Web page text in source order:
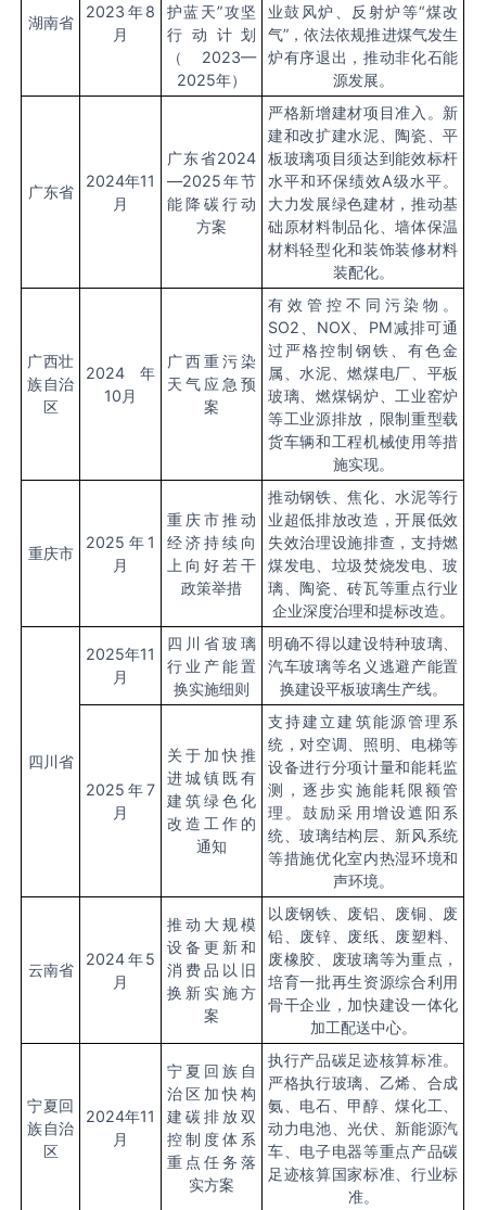
湖南省
2023 年8
月
护蓝天”攻坚
行动计划
（2023—
2025年）
业鼓风炉、反射炉等“煤改
气”，依法依规推进煤气发生
炉有序退出，推动非化石能
源发展。
广东省
2024年11
月
广东省2024
—2025年节
能降碳行动
方案
严格新增建材项目准入。新
建和改扩建水泥、陶瓷、平
板玻璃项目须达到能效标杆
水平和环保绩效A级水平。
大力发展绿色建材，推动基
础原材料制品化、墙体保温
材料轻型化和装饰装修材料
装配化。
广西壮
族自治
区
2024年
10月
广西重污染
天气应急预
案
有效管控不同污染物。
SO2、NOX、PM减排可通
过严格控制钢铁、有色金
属、水泥、燃煤电厂、平板
玻璃、燃煤锅炉、工业窑炉
等工业源排放，限制重型载
货车辆和工程机械使用等措
施实现。
重庆市
2025 年1
月
重庆市推动
经济持续向
上向好若干
政策举措
推动钢铁、焦化、水泥等行
业超低排放改造，开展低效
失效治理设施排查，支持燃
煤发电、垃圾焚烧发电、玻
璃、陶瓷、砖瓦等重点行业
企业深度治理和提标改造。
四川省
2025年11
月
四川省玻璃
行业产能置
换实施细则
明确不得以建设特种玻璃、
汽车玻璃等名义逃避产能置
换建设平板玻璃生产线。
2025 年7
月
关于加快推
进城镇既有
建筑绿色化
改造工作的
通知
支持建立建筑能源管理系
统，对空调、照明、电梯等
设备进行分项计量和能耗监
测，逐步实施能耗限额管
理。鼓励采用增设遮阳系
统、玻璃结构层、新风系统
等措施优化室内热湿环境和
声环境。
云南省
2024年5
月
推动大规模
设备更新和
消费品以旧
换新实施方
案
以废钢铁、废铝、废铜、废
铅、废锌、废纸、废塑料、
废橡胶、废玻璃等为重点，
培育一批再生资源综合利用
骨干企业，加快建设一体化
加工配送中心。
宁夏回
族自治
区
2024年11
月
宁夏回族自
治区加快构
建碳排放双
控制度体系
重点任务落
实方案
执行产品碳足迹核算标准。
严格执行玻璃、乙烯、合成
氨、电石、甲醇、煤化工、
动力电池、光伏、新能源汽
车、电子电器等重点产品碳
足迹核算国家标准、行业标
准。